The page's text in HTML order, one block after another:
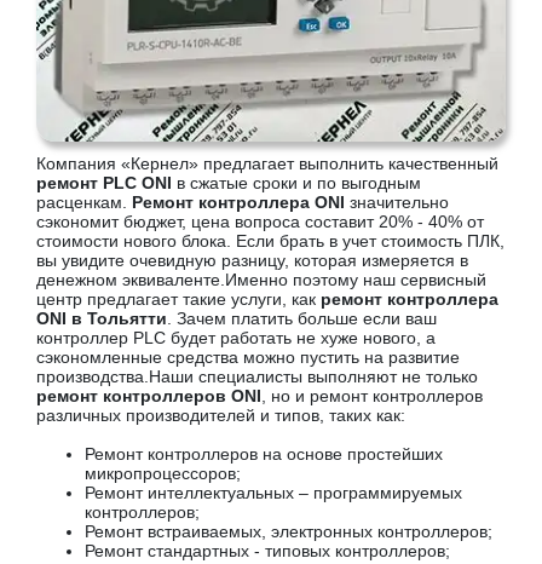
Компания «Кернел» предлагает выполнить качественный
ремонт PLC ONI в сжатые сроки и по выгодным
расценкам. Ремонт контроллера ONI значительно
сэкономит бюджет, цена вопроса составит 20% - 40% от
стоимости нового блока. Если брать в учет стоимость ПЛК,
вы увидите очевидную разницу, которая измеряется в
денежном эквиваленте.Именно поэтому наш сервисный
центр предлагает такие услуги, как ремонт контроллера
ONI в Тольятти . Зачем платить больше если ваш
контроллер PLC будет работать не хуже нового, а
сэкономленные средства можно пустить на развитие
производства.Наши специалисты выполняют не только
ремонт контроллеров ONI , но и ремонт контроллеров
различных производителей и типов, таких как:
Ремонт контроллеров на основе простейших
микропроцессоров;
Ремонт интеллектуальных – программируемых
контроллеров;
Ремонт встраиваемых, электронных контроллеров;
Ремонт стандартных - типовых контроллеров;